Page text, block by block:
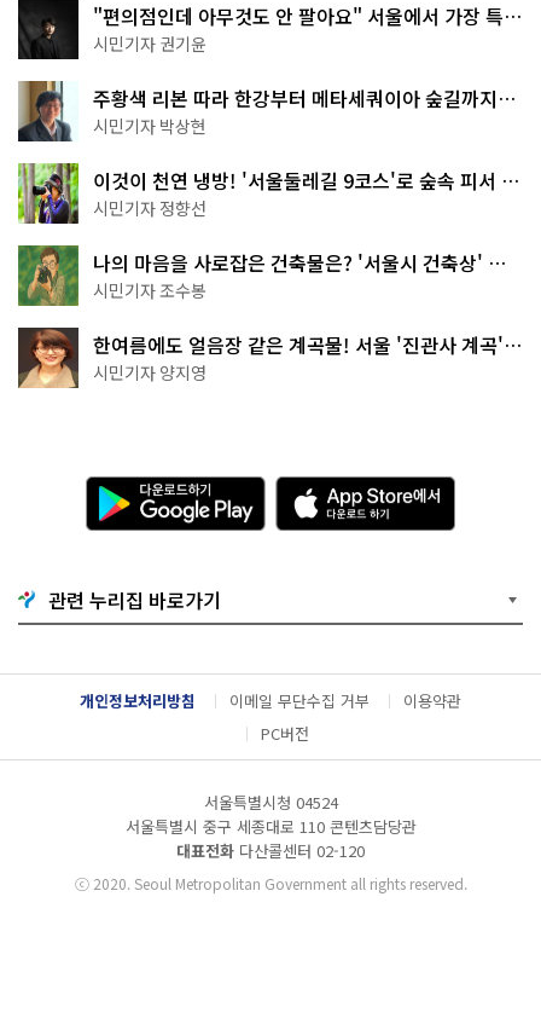
"편의점인데 아무것도 안 팔아요" 서울에서 가장 특별
한 편의점의 정체
시민기자 권기윤
주황색 리본 따라 한강부터 메타세쿼이아 숲길까지…
서울둘레길 15코스
시민기자 박상현
이것이 천연 냉방! '서울둘레길 9코스'로 숲속 피서 떠
나볼까
시민기자 정향선
나의 마음을 사로잡은 건축물은? '서울시 건축상' 수
상작 공개!
시민기자 조수봉
한여름에도 얼음장 같은 계곡물! 서울 '진관사 계곡'이
천국이네~
시민기자 양지영
다
운
로
기
G
o
g
l
e
l
A
p
p
e
서
다
운
드
관련 누리집 바로가기
개인정보처리방침 이메일 무단수집 거부
이용약관
PC버전
서울특별시청 04524
서울특별시 중구 세종대로 110 콘텐츠담당관
대표전화 다산콜센터 02-120
ⓒ2020. Seoul Metropolitan Government all rights reserved.